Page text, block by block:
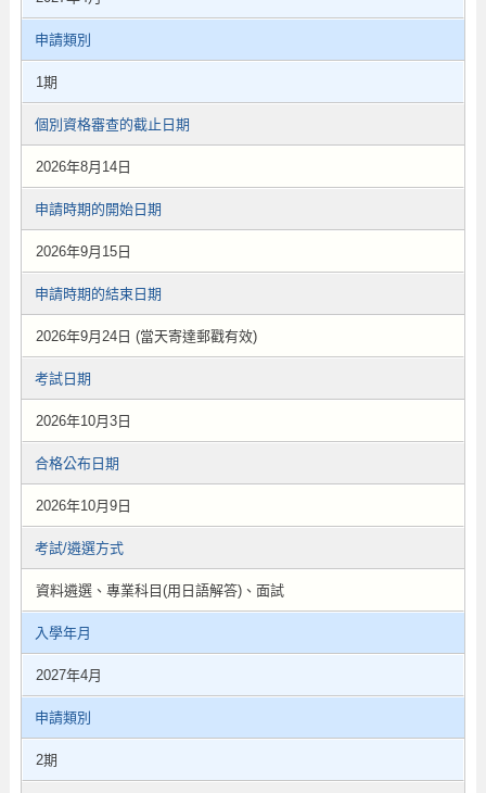
申請類別
1期
個別資格審查的截止日期
2026年8月14日
申請時期的開始日期
2026年9月15日
申請時期的結束日期
2026年9月24日 (當天寄達郵戳有效)
考試日期
2026年10月3日
合格公布日期
2026年10月9日
考試/遴選方式
資料遴選、專業科目(用日語解答)、面試
入學年月
2027年4月
申請類別
2期